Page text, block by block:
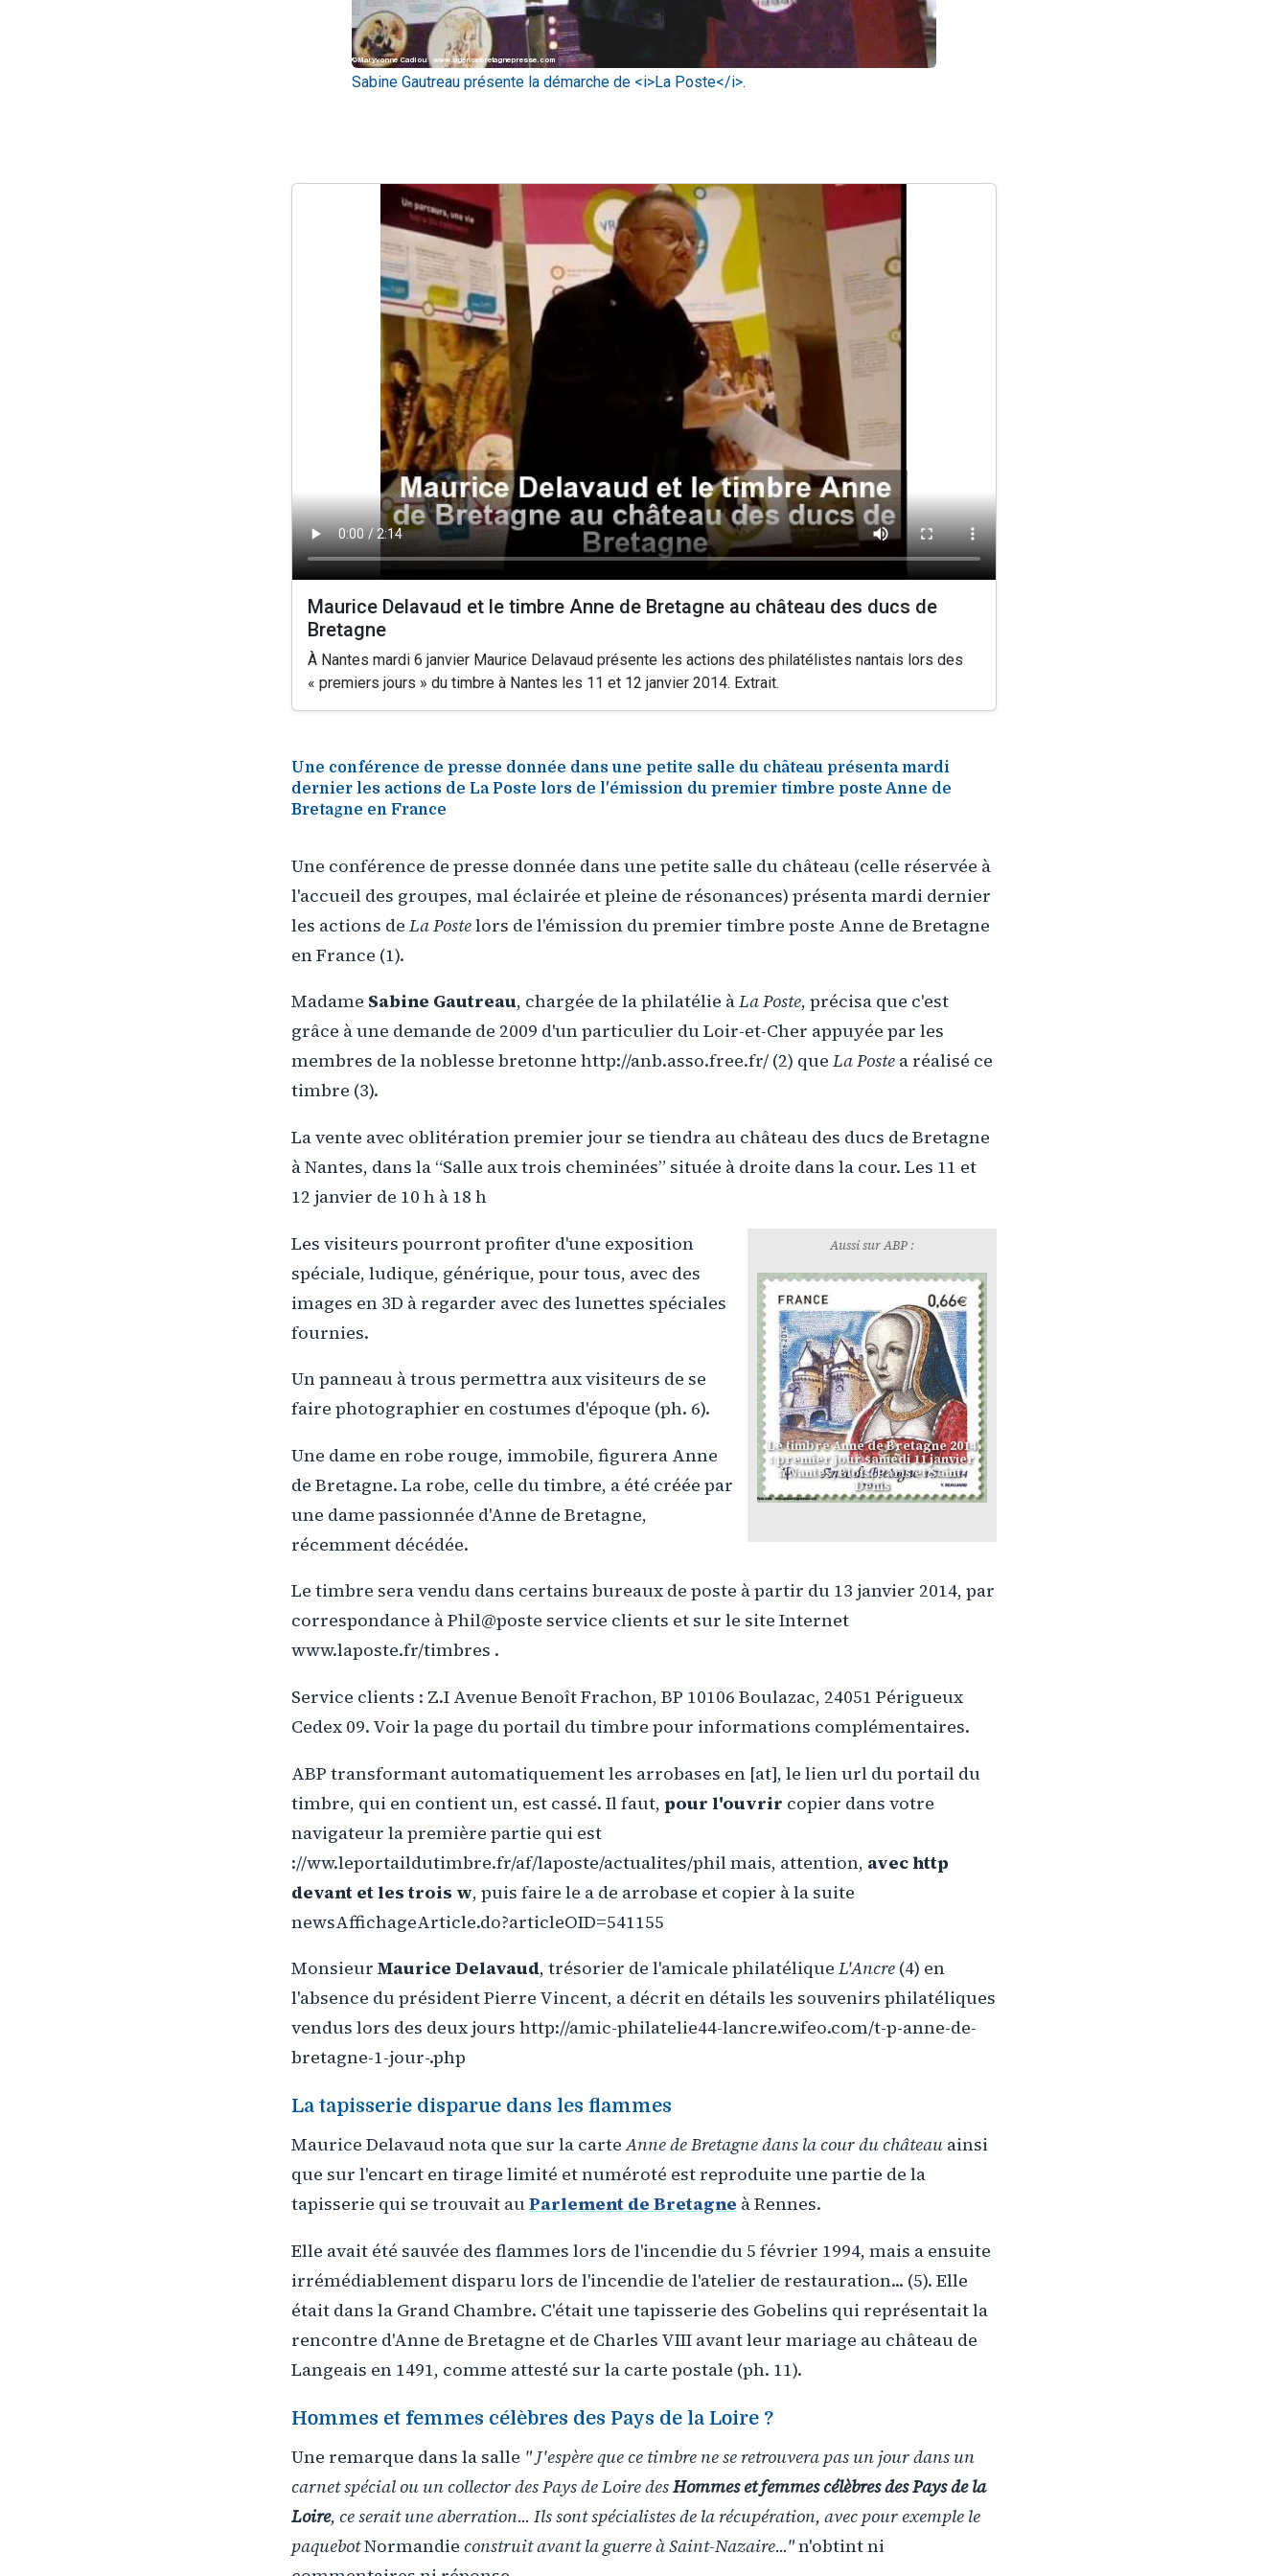
Sabine Gautreau présente la démarche de <i>La Poste</i>.
Maurice Delavaud et le timbre Anne de Bretagne au château des ducs de
Bretagne
À Nantes mardi 6 janvier Maurice Delavaud présente les actions des philatélistes nantais lors des
« premiers jours » du timbre à Nantes les 11 et 12 janvier 2014. Extrait.
Une conférence de presse donnée dans une petite salle du château présenta mardi
dernier les actions de La Poste lors de l'émission du premier timbre poste Anne de
Bretagne en France
Une conférence de presse donnée dans une petite salle du château (celle réservée à
l'accueil des groupes, mal éclairée et pleine de résonances) présenta mardi dernier
les actions de La Postelors de l'émission du premier timbre poste Anne de Bretagne
en France (1).
Madame Sabine Gautreau, chargée de la philatélie àLa Poste, précisa que c'est
grâce à une demande de 2009 d'un particulier du Loir-et-Cher appuyée par les
membres de la noblesse bretonne http://anb.asso.free.fr/ (2) que La Poste a réalisé ce
timbre (3).
La vente avec oblitération premier jour se tiendra au château des ducs de Bretagne
à Nantes, dans la “Salle aux trois cheminées” située à droite dans la cour. Les 11 et
12 janvier de 10 h à 18 h
Aussi sur ABP :
Le timbre Anne de Bretagne 2014
: premier jour samedi 11 janvier
à Nantes, Blois, Paris et Saint-
Denis
Les visiteurs pourront profiter d'une exposition
spéciale, ludique, générique, pour tous, avec des
images en 3D à regarder avec des lunettes spéciales
fournies.
Un panneau à trous permettra aux visiteurs de se
faire photographier en costumes d'époque (ph. 6).
Une dame en robe rouge, immobile, figurera Anne
de Bretagne. La robe, celle du timbre, a été créée par
une dame passionnée d'Anne de Bretagne,
récemment décédée.
Le timbre sera vendu dans certains bureaux de poste à partir du 13 janvier 2014, par
correspondance à Phil@poste service clients et sur le site Internet
www.laposte.fr/timbres .
Service clients : Z.I Avenue Benoît Frachon, BP 10106 Boulazac, 24051 Périgueux
Cedex 09. Voir la page du portail du timbre pour informations complémentaires.
ABP transformant automatiquement les arrobases en [at], le lien url du portail du
timbre, qui en contient un, est cassé. Il faut, pour l'ouvrir copier dans votre
navigateur la première partie qui est
://ww.leportaildutimbre.fr/af/laposte/actualites/phil mais, attention, avec http
devant et les trois w, puis faire le a de arrobase et copier à la suite
newsAffichageArticle.do?articleOID=541155
Monsieur Maurice Delavaud, trésorier de l'amicale philatélique L'Ancre (4) en
l'absence du président Pierre Vincent, a décrit en détails les souvenirs philatéliques
vendus lors des deux jours http://amic-philatelie44-lancre.wifeo.com/t-p-anne-de-
bretagne-1-jour-.php
La tapisserie disparue dans les flammes
Maurice Delavaud nota que sur la carteAnne de Bretagne dans la cour du château ainsi
que sur l'encart en tirage limité et numéroté est reproduite une partie de la
tapisserie qui se trouvait auParlement de Bretagne à Rennes.
Elle avait été sauvée des flammes lors de l'incendie du 5 février 1994, mais a ensuite
irrémédiablement disparu lors de l'incendie de l'atelier de restauration... (5). Elle
était dans la Grand Chambre. C'était une tapisserie des Gobelins qui représentait la
rencontre d'Anne de Bretagne et de Charles VIII avant leur mariage au château de
Langeais en 1491, comme attesté sur la carte postale (ph. 11).
Hommes et femmes célèbres des Pays de la Loire ?
Une remarque dans la salle " J'espère que ce timbre ne se retrouvera pas un jour dans un
carnet spécial ou un collector des Pays de Loire desHommes et femmes célèbres des Pays de la
Loire, ce serait une aberration... Ils sont spécialistes de la récupération, avec pour exemple le
paquebotNormandie construit avant la guerre à Saint-Nazaire..."n'obtint ni